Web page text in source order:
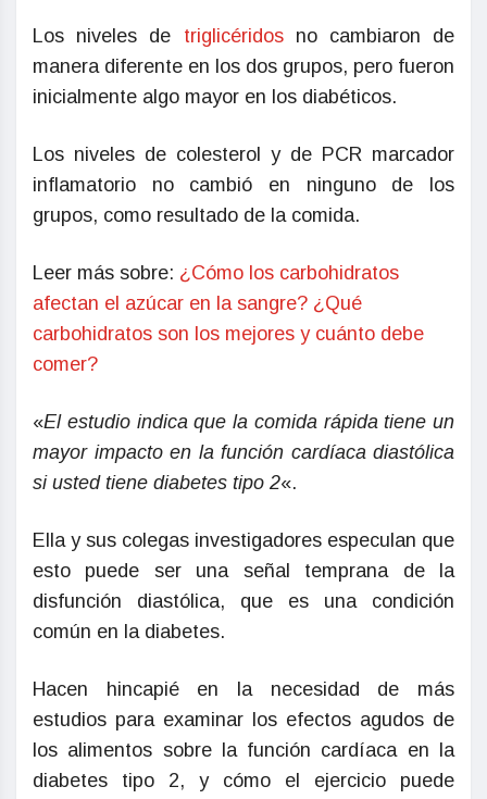
Los niveles de triglicéridos no cambiaron de
manera diferente en los dos grupos, pero fueron
inicialmente algo mayor en los diabéticos.
Los niveles de colesterol y de PCR marcador
inflamatorio no cambió en ninguno de los
grupos, como resultado de la comida.
Leer más sobre: ¿Cómo los carbohidratos
afectan el azúcar en la sangre? ¿Qué
carbohidratos son los mejores y cuánto debe
comer?
«El estudio indica que la comida rápida tiene un
mayor impacto en la función cardíaca diastólica
si usted tiene diabetes tipo 2«.
Ella y sus colegas investigadores especulan que
esto puede ser una señal temprana de la
disfunción diastólica, que es una condición
común en la diabetes.
Hacen hincapié en la necesidad de más
estudios para examinar los efectos agudos de
los alimentos sobre la función cardíaca en la
diabetes tipo 2, y cómo el ejercicio puede